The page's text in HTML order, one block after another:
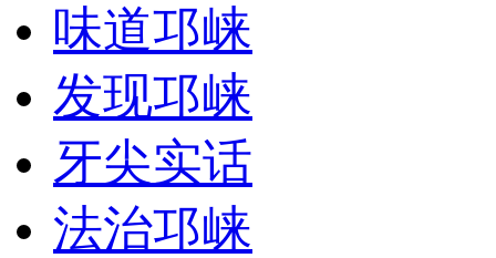
味道邛崃
发现邛崃
牙尖实话
法治邛崃